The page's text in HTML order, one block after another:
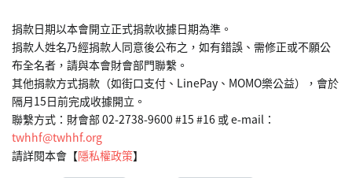
捐款日期以本會開立正式捐款收據日期為準。
捐款人姓名乃經捐款人同意後公布之，如有錯誤、需修正或不願公
布全名者，請與本會財會部門聯繫。
其他捐款方式捐款（如街口支付、LinePay、MOMO樂公益），會於
隔月15日前完成收據開立。
twhhf@twhhf.org
請詳閱本會【隱私權政策】